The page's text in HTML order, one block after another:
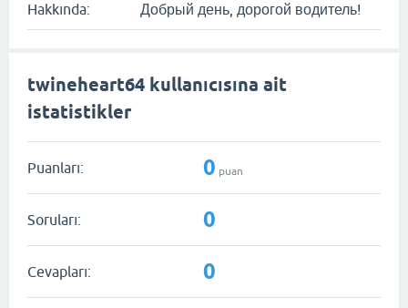
Hakkında: Добрый день, дорогой водитель!
twineheart64 kullanıcısına ait
istatistikler
Puanları: 0 puan
Soruları: 0
Cevapları: 0